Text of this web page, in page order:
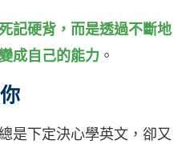
記硬背，而是透過不斷地
成自己的能力 。
是下定決心學英文，卻又